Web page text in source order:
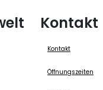
Kontakt
Kontakt
Öffnungszeiten